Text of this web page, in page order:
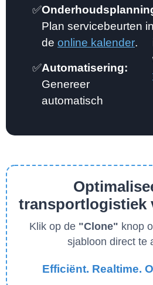
✅
Plan servicebeurten
de online kalender.
✅Automatisering:
Genereer
automatisch
transportlogistiek
Klik op de "Clone" knop
sjabloon direct te
Efficiënt. Realtime.